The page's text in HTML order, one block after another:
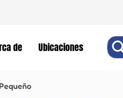
de Ubicaciones